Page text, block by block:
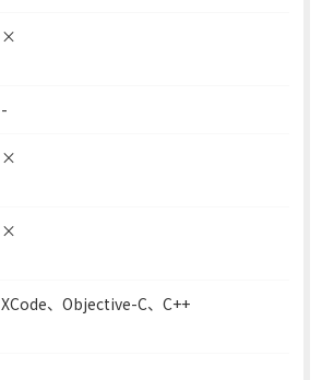
×
-
×
×
XCode、Objective-C、C++